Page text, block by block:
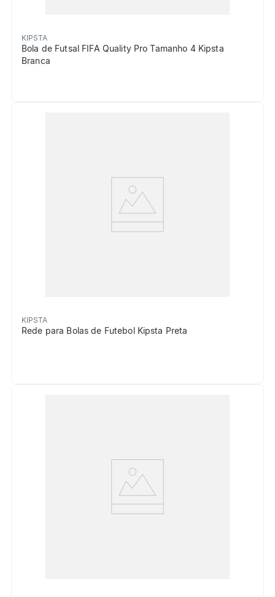
KIPSTA
Bola de Futsal FIFA Quality Pro Tamanho 4 Kipsta
Branca
KIPSTA
Rede para Bolas de Futebol Kipsta Preta